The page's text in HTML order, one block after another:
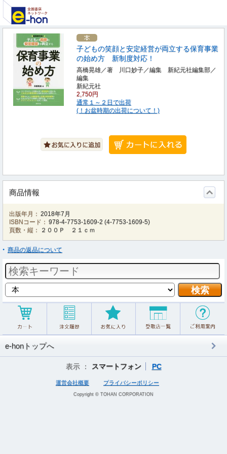
子どもの笑顔と安定経営が両立する保育事業
の始め方 新制度対応！
高橋晃雄／著 川口妙子／編集 新紀元社編集部／
編集
新紀元社
2,750円
通常１～２日で出荷
(！お盆時期の出荷について！)
商品情報
出版年月： 2018年7月
ISBNコード： 978-4-7753-1609-2 (4-7753-1609-5)
頁数・縦：
２００Ｐ ２１ｃｍ
商品の返品について
e-honトップへ
表示 ： スマートフォン PC
運営会社概要 プライバシーポリシー
Copyright © TOHAN CORPORATION